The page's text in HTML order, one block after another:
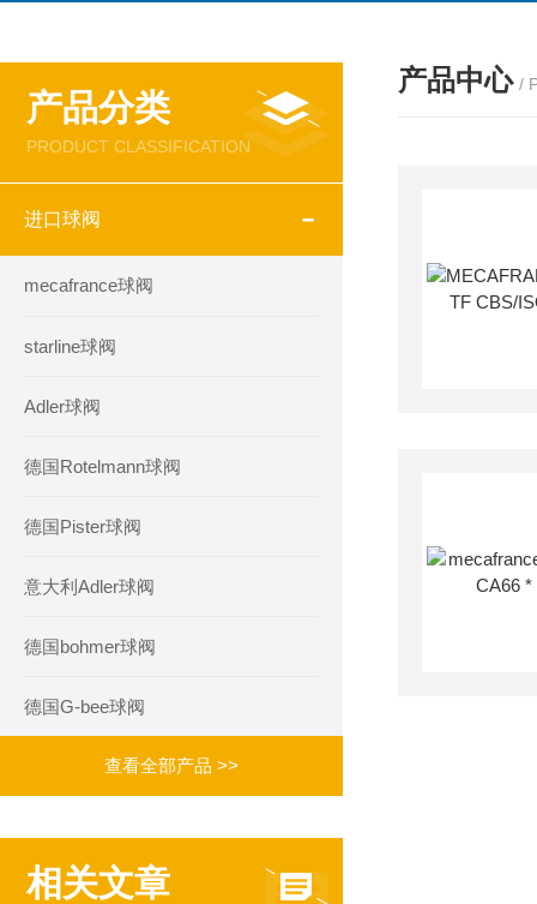
产品分类
PRODUCT CLASSIFICATION
进口球阀
mecafrance球阀
starline球阀
Adler球阀
德国Rotelmann球阀
德国Pister球阀
意大利Adler球阀
德国bohmer球阀
德国G-bee球阀
查看全部产品 >>
相关文章
产品中心 /